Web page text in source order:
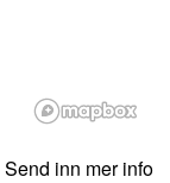
Send inn mer info